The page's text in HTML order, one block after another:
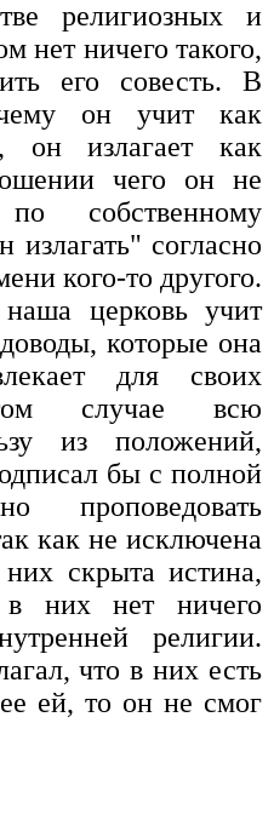
религиозных и
нет ничего такого,
его совесть. В
он учит как
он излагает как
чего он не
собственному
согласно
кого-то другого.
церковь учит
которые она
для своих
случае всю
из положений,
бы с полной
проповедовать
как не исключена
скрыта истина,
них нет ничего
религии.
что в них есть
ей, то он не смог